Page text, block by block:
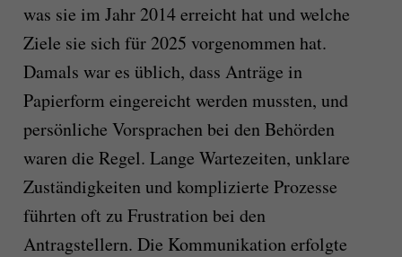
was sie im Jahr 2014 erreicht hat und welche
Ziele sie sich für 2025 vorgenommen hat.
Damals war es üblich, dass Anträge in
Papierform eingereicht werden mussten, und
persönliche Vorsprachen bei den Behörden
waren die Regel. Lange Wartezeiten, unklare
Zuständigkeiten und komplizierte Prozesse
führten oft zu Frustration bei den
Antragstellern. Die Kommunikation erfolgte